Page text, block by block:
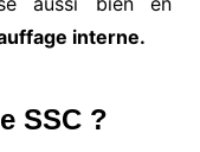
interne.
SSC ?